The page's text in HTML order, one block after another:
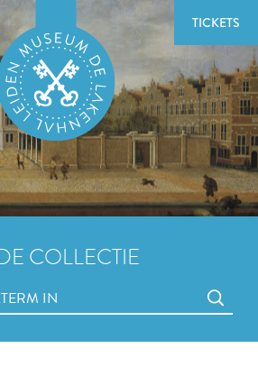
TICKETS
COLLECTIE